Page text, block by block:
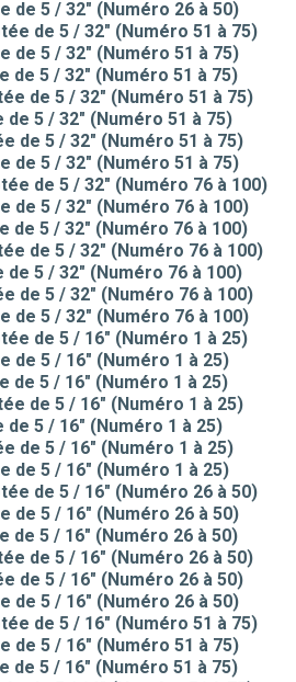
de 5 / 32" (Numéro 26 à 50)
de 5 / 32" (Numéro 51 à 75)
de 5 / 32" (Numéro 51 à 75)
de 5 / 32" (Numéro 51 à 75)
de 5 / 32" (Numéro 51 à 75)
5 / 32" (Numéro 51 à 75)
de 5 / 32" (Numéro 51 à 75)
de 5 / 32" (Numéro 51 à 75)
de 5 / 32" (Numéro 76 à 100)
de 5 / 32" (Numéro 76 à 100)
de 5 / 32" (Numéro 76 à 100)
de 5 / 32" (Numéro 76 à 100)
5 / 32" (Numéro 76 à 100)
de 5 / 32" (Numéro 76 à 100)
de 5 / 32" (Numéro 76 à 100)
de 5 / 16" (Numéro 1 à 25)
de 5 / 16" (Numéro 1 à 25)
de 5 / 16" (Numéro 1 à 25)
de 5 / 16" (Numéro 1 à 25)
5 / 16" (Numéro 1 à 25)
de 5 / 16" (Numéro 1 à 25)
de 5 / 16" (Numéro 1 à 25)
de 5 / 16" (Numéro 26 à 50)
de 5 / 16" (Numéro 26 à 50)
de 5 / 16" (Numéro 26 à 50)
de 5 / 16" (Numéro 26 à 50)
de 5 / 16" (Numéro 26 à 50)
de 5 / 16" (Numéro 26 à 50)
de 5 / 16" (Numéro 51 à 75)
de 5 / 16" (Numéro 51 à 75)
de 5 / 16" (Numéro 51 à 75)